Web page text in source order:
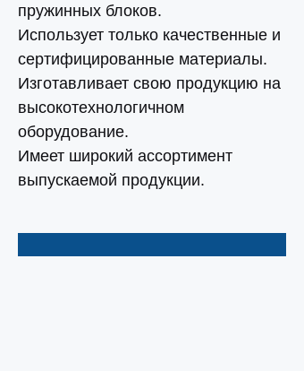
пружинных блоков.
Использует только качественные и
сертифицированные материалы.
Изготавливает свою продукцию на
высокотехнологичном
оборудование.
Имеет широкий ассортимент
выпускаемой продукции.